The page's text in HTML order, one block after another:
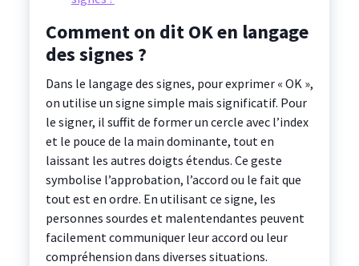
Comment on dit OK en langage
des signes ?
Dans le langage des signes, pour exprimer « OK »,
on utilise un signe simple mais significatif. Pour
le signer, il suffit de former un cercle avec l’index
et le pouce de la main dominante, tout en
laissant les autres doigts étendus. Ce geste
symbolise l’approbation, l’accord ou le fait que
tout est en ordre. En utilisant ce signe, les
personnes sourdes et malentendantes peuvent
facilement communiquer leur accord ou leur
compréhension dans diverses situations.